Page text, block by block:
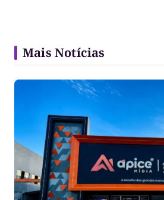
Mais Notícias